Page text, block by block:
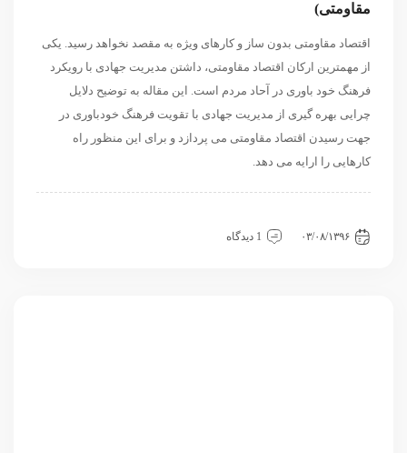
مقاومتی)
اقتصاد مقاومتی بدون ساز و کارهای ویژه به مقصد نخواهد رسید. یکی
از مهمترین ارکان اقتصاد مقاومتی، داشتن مدیریت جهادی با رویکرد
فرهنگ خود باوری در آحاد مردم است. این مقاله به توضیح دلایل
چرایی بهره گیری از مدیریت جهادی با تقویت فرهنگ خودباوری در
جهت رسیدن اقتصاد مقاومتی می پردازد و برای این منظور راه
کارهایی را ارایه می دهد.
۰۳/۰۸/۱۳۹۶
1 دیدگاه